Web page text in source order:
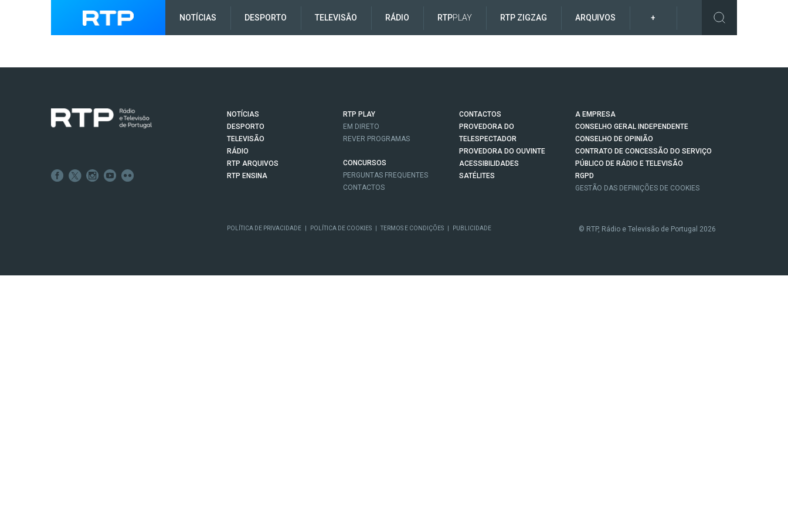
NOTÍCIAS DESPORTO TELEVISÃO RÁDIO RTPPLAY RTP ZIGZAG ARQUIVOS +
NOTÍCIAS
DESPORTO
TELEVISÃO
RÁDIO
RTP ARQUIVOS
RTP ENSINA
RTP PLAY
EM DIRETO
REVER PROGRAMAS
CONCURSOS
PERGUNTAS FREQUENTES
CONTACTOS
CONTACTOS
PROVEDORA DO
TELESPECTADOR
PROVEDORA DO OUVINTE
ACESSIBILIDADES
SATÉLITES
A EMPRESA
CONSELHO GERAL INDEPENDENTE
CONSELHO DE OPINIÃO
CONTRATO DE CONCESSÃO DO SERVIÇO
PÚBLICO DE RÁDIO E TELEVISÃO
RGPD
GESTÃO DAS DEFINIÇÕES DE COOKIES
POLÍTICA DE PRIVACIDADE POLÍTICA DE COOKIES TERMOS E CONDIÇÕES PUBLICIDADE © RTP, Rádio e Televisão de Portugal 2026